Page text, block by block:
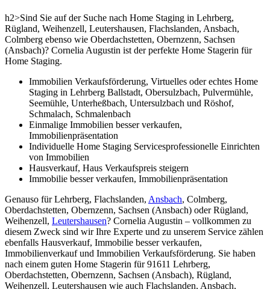
h2>Sind Sie auf der Suche nach Home Staging in Lehrberg,
Rügland, Weihenzell, Leutershausen, Flachslanden, Ansbach,
Colmberg ebenso wie Oberdachstetten, Obernzenn, Sachsen
(Ansbach)? Cornelia Augustin ist der perfekte Home Stagerin für
Home Staging.
Immobilien Verkaufsförderung, Virtuelles oder echtes Home
Staging in Lehrberg Ballstadt, Obersulzbach, Pulvermühle,
Seemühle, Unterheßbach, Untersulzbach und Röshof,
Schmalach, Schmalenbach
Einmalige Immobilien besser verkaufen,
Immobilienpräsentation
Individuelle Home Staging Servicesprofessionelle Einrichten
von Immobilien
Hausverkauf, Haus Verkaufspreis steigern
Immobilie besser verkaufen, Immobilienpräsentation
Genauso für Lehrberg, Flachslanden, Ansbach, Colmberg,
Oberdachstetten, Obernzenn, Sachsen (Ansbach) oder Rügland,
Weihenzell, Leutershausen? Cornelia Augustin – vollkommen zu
diesem Zweck sind wir Ihre Experte und zu unserem Service zählen
ebenfalls Hausverkauf, Immobilie besser verkaufen,
Immobilienverkauf und Immobilien Verkaufsförderung. Sie haben
nach einem guten Home Stagerin für 91611 Lehrberg,
Oberdachstetten, Obernzenn, Sachsen (Ansbach), Rügland,
Weihenzell, Leutershausen wie auch Flachslanden, Ansbach,